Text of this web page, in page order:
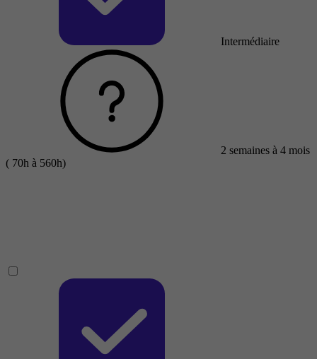
Intermédiaire
2 semaines à 4 mois
( 70h à 560h)